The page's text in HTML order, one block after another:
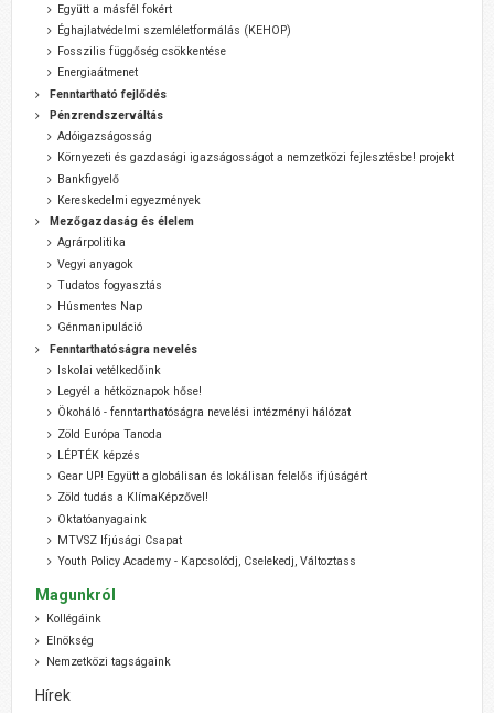
Együtt a másfél fokért
Éghajlatvédelmi szemléletformálás (KEHOP)
Fosszilis függőség csökkentése
Energiaátmenet
Fenntartható fejlődés
Pénzrendszerváltás
Adóigazságosság
Környezeti és gazdasági igazságosságot a nemzetközi fejlesztésbe! projekt
Bankfigyelő
Kereskedelmi egyezmények
Mezőgazdaság és élelem
Agrárpolitika
Vegyi anyagok
Tudatos fogyasztás
Húsmentes Nap
Génmanipuláció
Fenntarthatóságra nevelés
Iskolai vetélkedőink
Legyél a hétköznapok hőse!
Ökoháló - fenntarthatóságra nevelési intézményi hálózat
Zöld Európa Tanoda
LÉPTÉK képzés
Gear UP! Együtt a globálisan és lokálisan felelős ifjúságért
Zöld tudás a KlímaKépzővel!
Oktatóanyagaink
MTVSZ Ifjúsági Csapat
Youth Policy Academy - Kapcsolódj, Cselekedj, Változtass
Magunkról
Kollégáink
Elnökség
Nemzetközi tagságaink
Hírek